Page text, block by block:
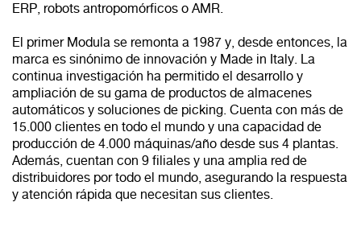
ERP, robots antropomórficos o AMR.
El primer Modula se remonta a 1987 y, desde entonces, la
marca es sinónimo de innovación y Made in Italy. La
continua investigación ha permitido el desarrollo y
ampliación de su gama de productos de almacenes
automáticos y soluciones de picking. Cuenta con más de
15.000 clientes en todo el mundo y una capacidad de
producción de 4.000 máquinas/año desde sus 4 plantas.
Además, cuentan con 9 filiales y una amplia red de
distribuidores por todo el mundo, asegurando la respuesta
y atención rápida que necesitan sus clientes.